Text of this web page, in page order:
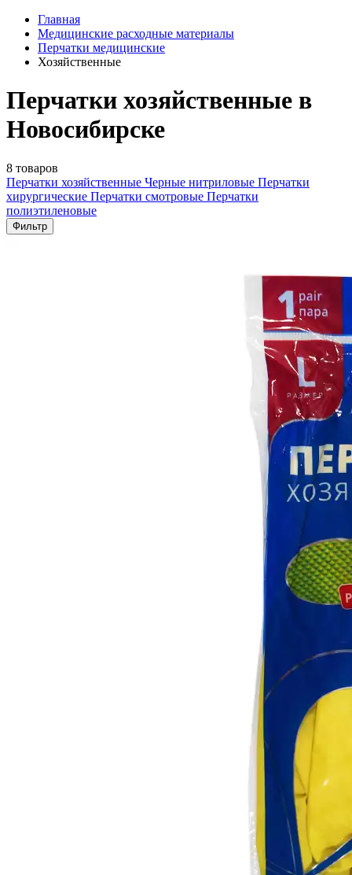
Главная
Медицинские расходные материалы
Перчатки медицинские
Хозяйственные
Перчатки хозяйственные в
Новосибирске
8 товаров
Перчатки хозяйственные Черные нитриловые Перчатки
хирургические Перчатки смотровые Перчатки
полиэтиленовые
Фильтр